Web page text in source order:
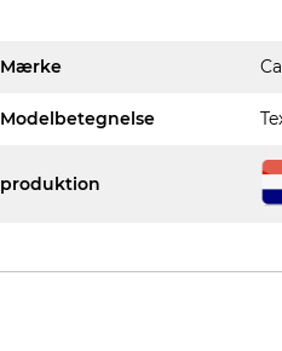
Mærke
Modelbetegnelse
produktion